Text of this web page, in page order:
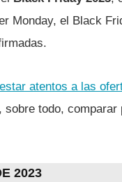
Monday, el Black
estar atentos a las
todo,
2023